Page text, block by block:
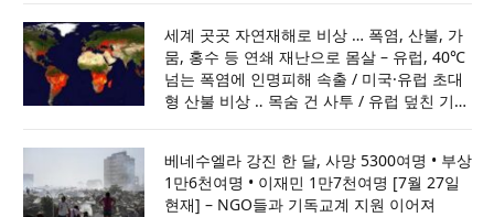
세계 곳곳 자연재해로 비상 … 폭염, 산불, 가
뭄, 홍수 등 연쇄 재난으로 몸살 – 유럽, 40℃
넘는 폭염에 인명피해 속출 / 미국·유럽 초대
형 산불 비상 ‥ 목숨 건 사투 / 유럽 덮친 기록
베네수엘라 강진 한 달, 사망 5300여명 • 부상
1만6천여명 • 이재민 1만7천여명 [7월 27일
현재] – NGO들과 기독교계 지원 이어져